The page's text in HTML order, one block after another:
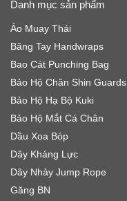
Danh mục sản phẩm
Áo Muay Thái
Băng Tay Handwraps
Bao Cát Punching Bag
Bảo Hộ Chân Shin Guards
Bảo Hộ Hạ Bộ Kuki
Bảo Hộ Mắt Cá Chân
Dầu Xoa Bóp
Dây Kháng Lực
Dây Nhảy Jump Rope
Găng BN